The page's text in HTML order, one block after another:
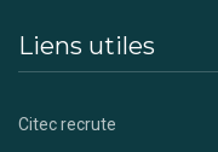
Liens utiles
Citec recrute